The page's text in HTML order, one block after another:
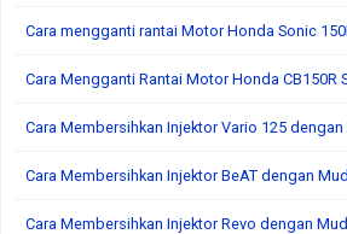
Cara mengganti rantai Motor Honda Sonic
Cara Mengganti Rantai Motor Honda CB150R
Cara Membersihkan Injektor Vario 125
Cara Membersihkan Injektor BeAT dengan
Cara Membersihkan Injektor Revo dengan